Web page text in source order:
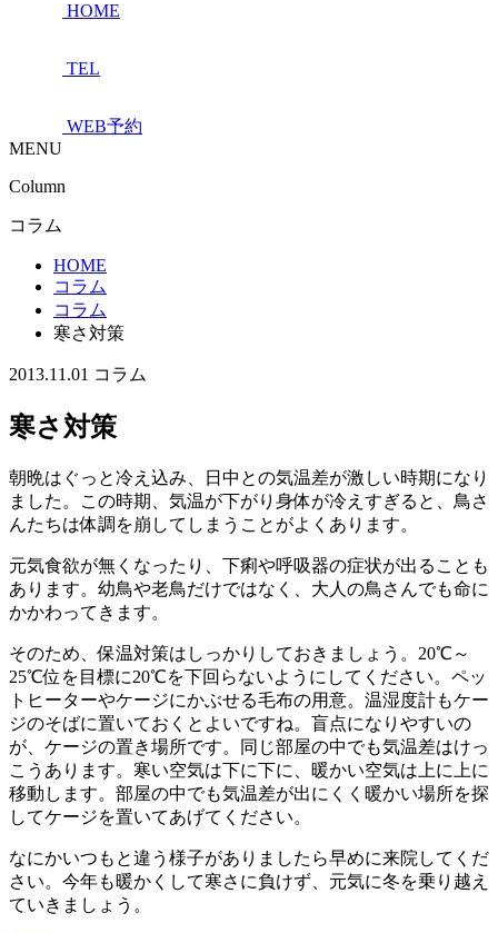
HOME
TEL
WEB予約
MENU
Column
コラム
HOME
コラム
コラム
寒さ対策
2013.11.01 コラム
寒さ対策
朝晩はぐっと冷え込み、日中との気温差が激しい時期になり
ました。この時期、気温が下がり身体が冷えすぎると、鳥さ
んたちは体調を崩してしまうことがよくあります。
元気食欲が無くなったり、下痢や呼吸器の症状が出ることも
あります。幼鳥や老鳥だけではなく、大人の鳥さんでも命に
かかわってきます。
そのため、保温対策はしっかりしておきましょう。20℃～
25℃位を目標に20℃を下回らないようにしてください。ペッ
トヒーターやケージにかぶせる毛布の用意。温湿度計もケー
ジのそばに置いておくとよいですね。盲点になりやすいの
が、ケージの置き場所です。同じ部屋の中でも気温差はけっ
こうあります。寒い空気は下に下に、暖かい空気は上に上に
移動します。部屋の中でも気温差が出にくく暖かい場所を探
してケージを置いてあげてください。
なにかいつもと違う様子がありましたら早めに来院してくだ
さい。今年も暖かくして寒さに負けず、元気に冬を乗り越え
ていきましょう。